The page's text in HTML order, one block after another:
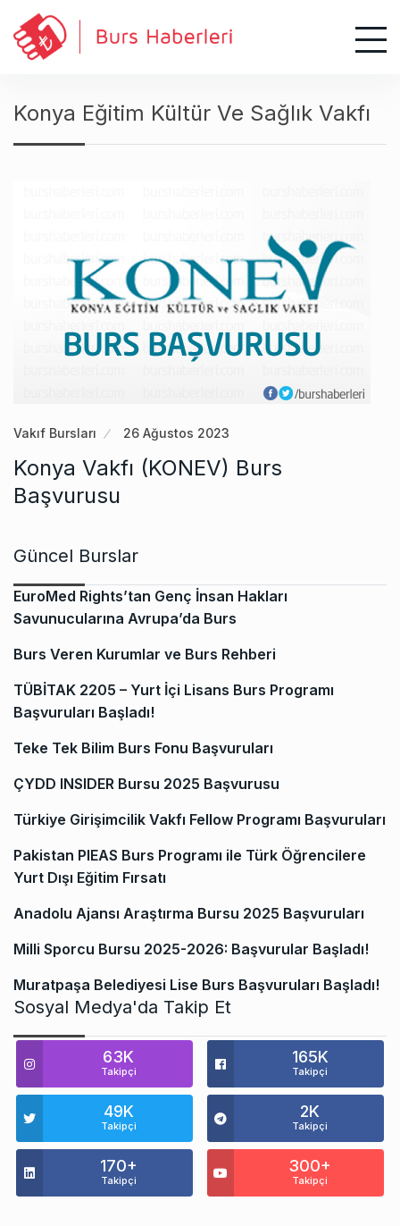
Konya Eğitim Kültür Ve Sağlık Vakfı
Vakıf Bursları 26 Ağustos 2023
Konya Vakfı (KONEV) Burs
Başvurusu
Güncel Burslar
EuroMed Rights’tan Genç İnsan Hakları
Savunucularına Avrupa’da Burs
Burs Veren Kurumlar ve Burs Rehberi
TÜBİTAK 2205 – Yurt İçi Lisans Burs Programı
Başvuruları Başladı!
Teke Tek Bilim Burs Fonu Başvuruları
ÇYDD INSIDER Bursu 2025 Başvurusu
Türkiye Girişimcilik Vakfı Fellow Programı Başvuruları
Pakistan PIEAS Burs Programı ile Türk Öğrencilere
Yurt Dışı Eğitim Fırsatı
Anadolu Ajansı Araştırma Bursu 2025 Başvuruları
Milli Sporcu Bursu 2025-2026: Başvurular Başladı!
Muratpaşa Belediyesi Lise Burs Başvuruları Başladı!
Sosyal Medya'da Takip Et
63K
Takipçi
165K
Takipçi
49K
Takipçi
2K
Takipçi
170+
Takipçi
300+
Takipçi